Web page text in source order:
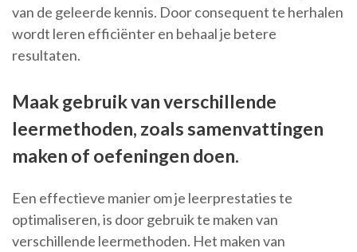
van de geleerde kennis. Door consequent te herhalen
wordt leren efficiënter en behaal je betere
resultaten.
Maak gebruik van verschillende
leermethoden, zoals samenvattingen
maken of oefeningen doen.
Een effectieve manier om je leerprestaties te
optimaliseren, is door gebruik te maken van
verschillende leermethoden. Het maken van